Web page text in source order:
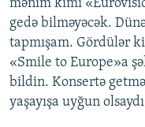
mənim kimi
gedə bilməyəcək.
tapmışam. Gördülər
«Smile to Europe»a
bildin. Konsertə
yaşayışa uyğun